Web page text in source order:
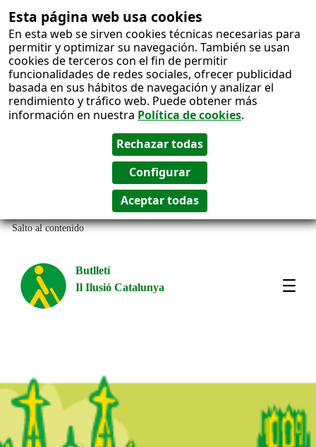
Esta página web usa cookies
En esta web se sirven cookies técnicas necesarias para
permitir y optimizar su navegación. También se usan
cookies de terceros con el fin de permitir
funcionalidades de redes sociales, ofrecer publicidad
basada en sus hábitos de navegación y analizar el
rendimiento y tráfico web. Puede obtener más
información en nuestra Política de cookies.
Salto al contenido
Butlletí
Il Ilusió Catalunya